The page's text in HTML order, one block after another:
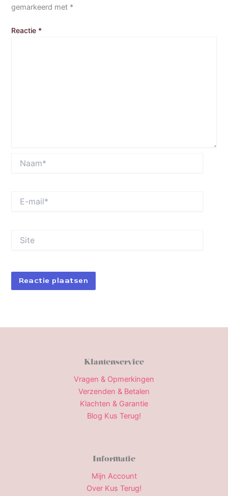
gemarkeerd met *
Reactie *
mail*
Klantenservice
Vragen & Opmerkingen
Verzenden & Betalen
Klachten & Garantie
Blog Kus Terug!
Informatie
Mijn Account
Over Kus Terug!